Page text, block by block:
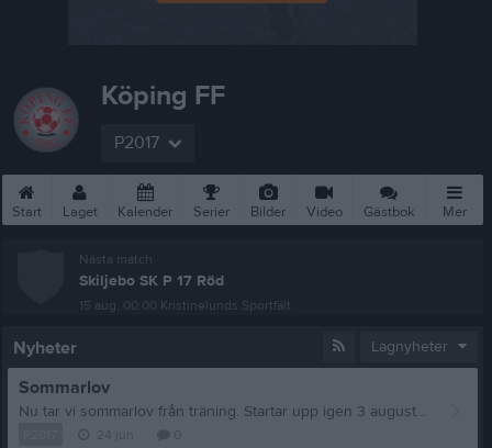
Köping FF
P2017
Start Laget Kalender Serier Bilder Video Gästbok Mer
Nästa match
Skiljebo SK P 17 Röd
15 aug, 00:00 Kristinelunds Sportfält
Nyheter Lagnyheter
Sommarlov
Nu tar vi sommarlov från träning. Startar upp igen 3 augusti, kallelse kommer. Trevlig sommar! //Ledarna